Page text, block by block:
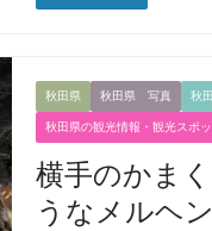
秋田県 秋田県 写真 秋
秋田県の観光情報・観光スポッ
横手のかま
うなメルヘ